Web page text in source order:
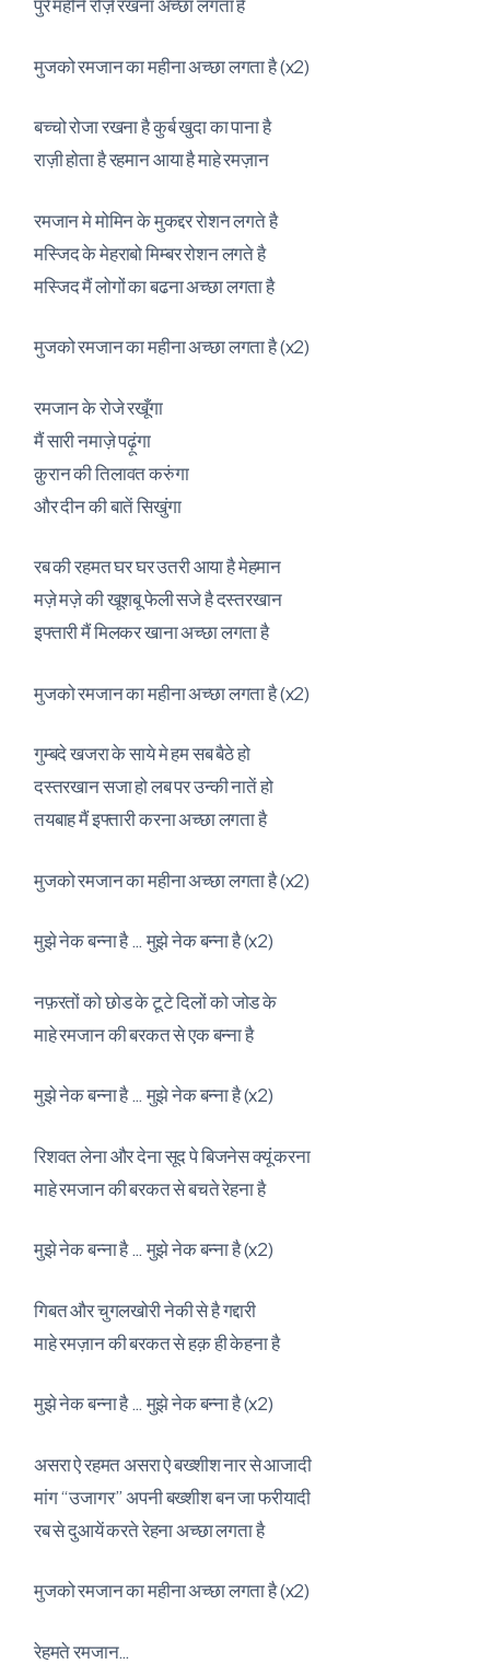
मुजको रमजान का महीना अच्छा लगता है (x2)
बच्चो रोजा रखना है कुर्ब खुदा का पाना है
राज़ी होता है रहमान आया है माहे रमज़ान
रमजान मे मोमिन के मुकद्दर रोशन लगते है
मस्जिद के मेहराबो मिम्बर रोशन लगते है
मस्जिद मैं लोगों का बढना अच्छा लगता है
मुजको रमजान का महीना अच्छा लगता है (x2)
रमजान के रोजे रखूँगा
मैं सारी नमाज़े पढ़ूंगा
क़ुरान की तिलावत करुंगा
और दीन की बातें सिखुंगा
रब की रहमत घर घर उतरी आया है मेहमान
मज़े मज़े की खूशबू फेली सजे है दस्तरखान
इफ्तारी मैं मिलकर खाना अच्छा लगता है
मुजको रमजान का महीना अच्छा लगता है (x2)
गुम्बदे खजरा के साये मे हम सब बैठे हो
दस्तरखान सजा हो लब पर उन्की नातें हो
तयबाह मैं इफ्तारी करना अच्छा लगता है
मुजको रमजान का महीना अच्छा लगता है (x2)
मुझे नेक बन्ना है … मुझे नेक बन्ना है (x2)
नफ़रतों को छोड के टूटे दिलों को जोड के
माहे रमजान की बरकत से एक बन्ना है
मुझे नेक बन्ना है … मुझे नेक बन्ना है (x2)
रिशवत लेना और देना सूद पे बिजनेस क्यूं करना
माहे रमजान की बरकत से बचते रेहना है
मुझे नेक बन्ना है … मुझे नेक बन्ना है (x2)
गिबत और चुगलखोरी नेकी से है गद्दारी
माहे रमज़ान की बरकत से हक़ ही केहना है
मुझे नेक बन्ना है … मुझे नेक बन्ना है (x2)
असरा ऐ रहमत असरा ऐ बख्शीश नार से आजादी
मांग “उजागर” अपनी बख्शीश बन जा फरीयादी
रब से दुआयें करते रेहना अच्छा लगता है
मुजको रमजान का महीना अच्छा लगता है (x2)
रेहमते रमजान…